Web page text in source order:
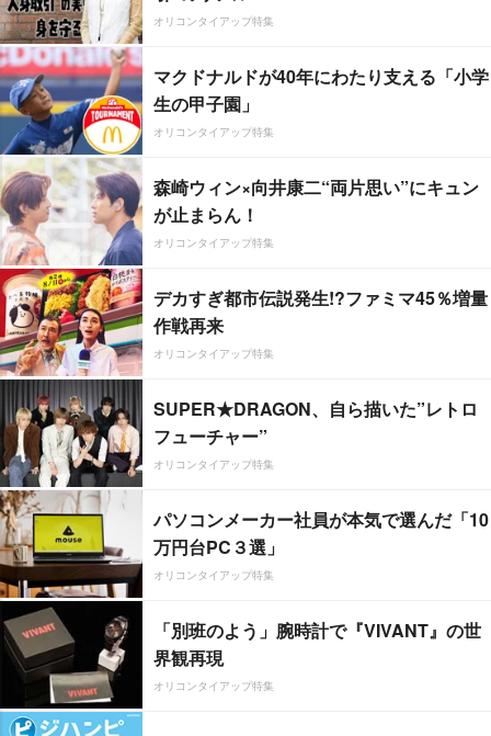
オリコンタイアップ特集
マクドナルドが40年にわたり支える「小学
生の甲子園」
オリコンタイアップ特集
森崎ウィン×向井康二“両片思い”にキュン
が止まらん！
オリコンタイアップ特集
デカすぎ都市伝説発生!?ファミマ45％増量
作戦再来
オリコンタイアップ特集
SUPER★DRAGON、自ら描いた”レトロ
フューチャー”
オリコンタイアップ特集
パソコンメーカー社員が本気で選んだ「10
万円台PC３選」
オリコンタイアップ特集
「別班のよう」腕時計で『VIVANT』の世
界観再現
オリコンタイアップ特集